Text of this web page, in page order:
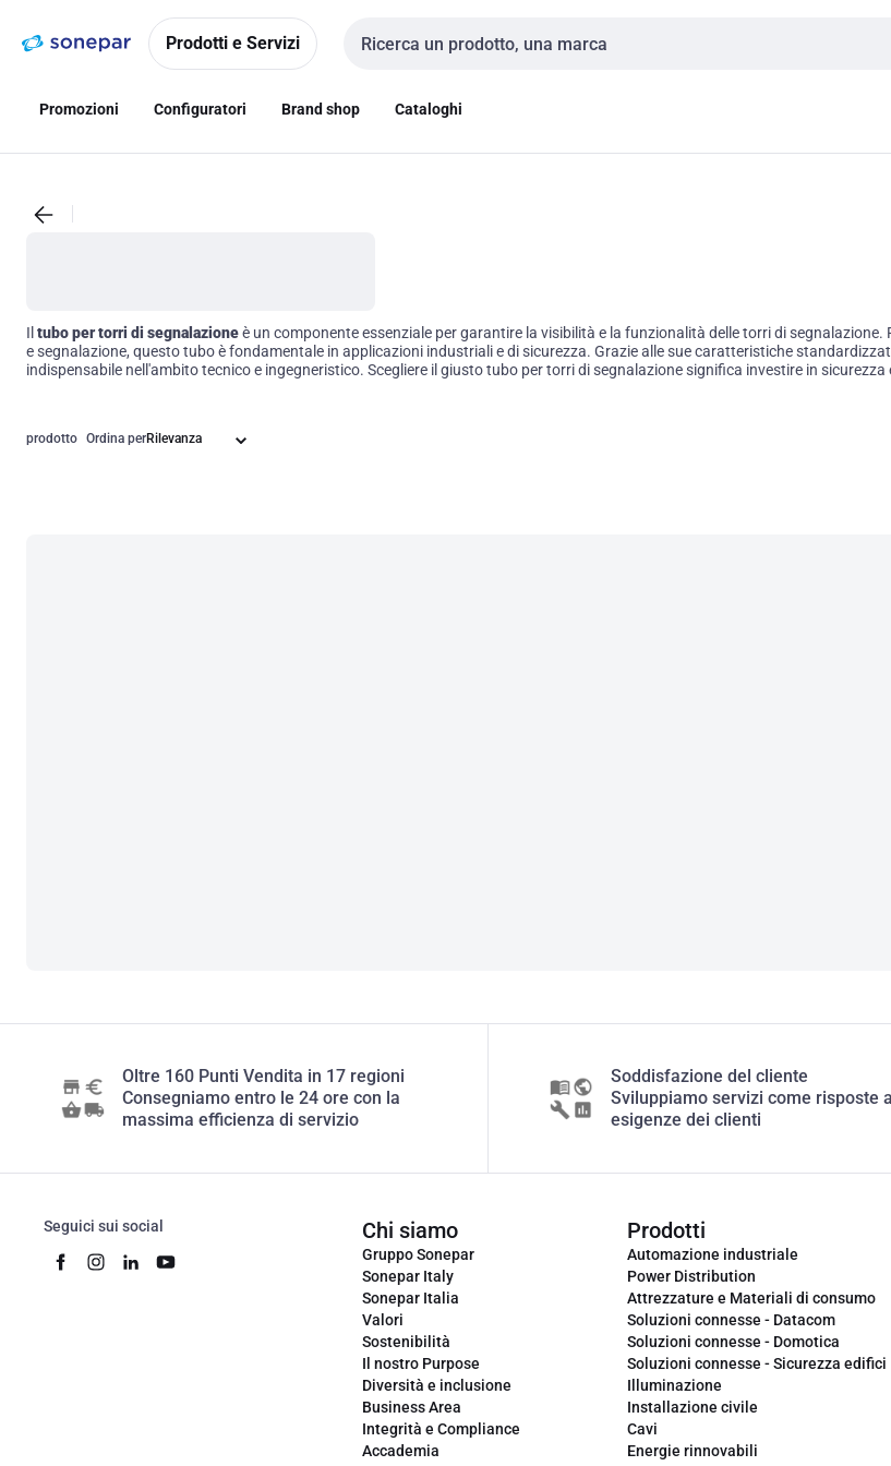
navigazionealla
Prodotti e Servizi
Cerca input
Promozioni Configuratori Brand shop Cataloghi
Il tubo per torri di segnalazioneè un componente essenziale per garantire la visibilità e la funzionalità delle torri di
e segnalazione, questo tubo è fondamentale in applicazioni industriali e di sicurezza. Grazie alle sue caratteristiche
indispensabile nell'ambito tecnico e ingegneristico. Scegliere il giusto tubo per torri di segnalazione significa investire in sicurezza
prodotto Ordina per
Oltre 160 Punti Vendita in 17 regioni
Consegniamo entro le 24 ore con la
massima efficienza di servizio
Soddisfazione del cliente
Sviluppiamo servizi come risposte
esigenze dei clienti
Seguici sui social Chi siamo
Gruppo Sonepar
Sonepar Italy
Sonepar Italia
Valori
Sostenibilità
Il nostro Purpose
Diversità e inclusione
Business Area
Integrità e Compliance
Accademia
Prodotti
Automazione industriale
Power Distribution
Attrezzature e Materiali di consumo
Soluzioni connesse - Datacom
Soluzioni connesse - Domotica
Soluzioni connesse - Sicurezza edifici
Illuminazione
Installazione civile
Cavi
Energie rinnovabili